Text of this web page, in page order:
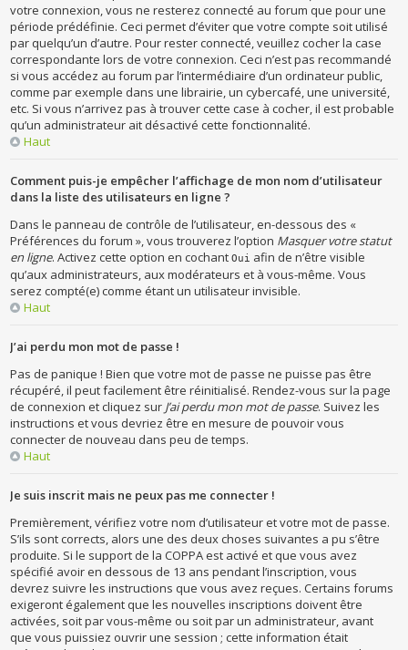
votre connexion, vous ne resterez connecté au forum que pour une
période prédéfinie. Ceci permet d’éviter que votre compte soit utilisé
par quelqu’un d’autre. Pour rester connecté, veuillez cocher la case
correspondante lors de votre connexion. Ceci n’est pas recommandé
si vous accédez au forum par l’intermédiaire d’un ordinateur public,
comme par exemple dans une librairie, un cybercafé, une université,
etc. Si vous n’arrivez pas à trouver cette case à cocher, il est probable
qu’un administrateur ait désactivé cette fonctionnalité.
Haut
Comment puis-je empêcher l’affichage de mon nom d’utilisateur
dans la liste des utilisateurs en ligne ?
Dans le panneau de contrôle de l’utilisateur, en-dessous des «
Préférences du forum », vous trouverez l’option Masquer votre statut
en ligne. Activez cette option en cochantOui afin de n’être visible
qu’aux administrateurs, aux modérateurs et à vous-même. Vous
serez compté(e) comme étant un utilisateur invisible.
Haut
J’ai perdu mon mot de passe !
Pas de panique ! Bien que votre mot de passe ne puisse pas être
récupéré, il peut facilement être réinitialisé. Rendez-vous sur la page
de connexion et cliquez sur J’ai perdu mon mot de passe. Suivez les
instructions et vous devriez être en mesure de pouvoir vous
connecter de nouveau dans peu de temps.
Haut
Je suis inscrit mais ne peux pas me connecter !
Premièrement, vérifiez votre nom d’utilisateur et votre mot de passe.
S’ils sont corrects, alors une des deux choses suivantes a pu s’être
produite. Si le support de la COPPA est activé et que vous avez
spécifié avoir en dessous de 13 ans pendant l’inscription, vous
devrez suivre les instructions que vous avez reçues. Certains forums
exigeront également que les nouvelles inscriptions doivent être
activées, soit par vous-même ou soit par un administrateur, avant
que vous puissiez ouvrir une session ; cette information était